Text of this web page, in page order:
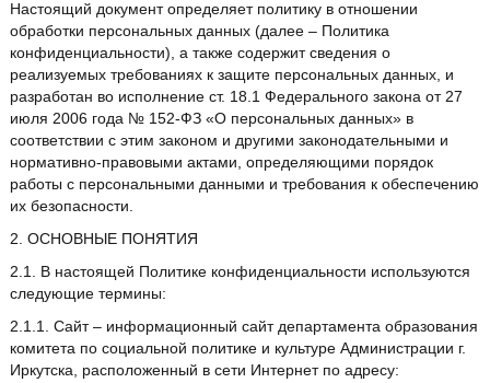
Настоящий документ определяет политику в отношении
обработки персональных данных (далее – Политика
конфиденциальности), а также содержит сведения о
реализуемых требованиях к защите персональных данных, и
разработан во исполнение ст. 18.1 Федерального закона от 27
июля 2006 года № 152-ФЗ «О персональных данных» в
соответствии с этим законом и другими законодательными и
нормативно-правовыми актами, определяющими порядок
работы с персональными данными и требования к обеспечению
их безопасности.
2. ОСНОВНЫЕ ПОНЯТИЯ
2.1. В настоящей Политике конфиденциальности используются
следующие термины:
2.1.1. Сайт – информационный сайт департамента образования
комитета по социальной политике и культуре Администрации г.
Иркутска, расположенный в сети Интернет по адресу: